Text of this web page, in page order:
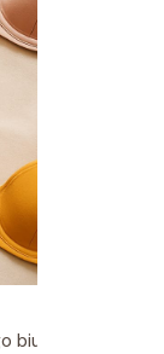
biustonosza,